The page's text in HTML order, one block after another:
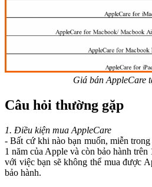
Giá bán AppleCare
Câu hỏi thường gặp
1. Điều kiện mua AppleCare
- Bất cứ khi nào bạn muốn, miễn
1 năm của Apple và còn bảo hành
với việc bạn sẽ không thể mua được
bảo hành.